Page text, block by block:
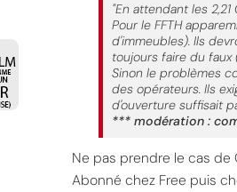
"En attendant les
Pour le FFTH
d'immeubles). Ils
toujours faire du
Sinon le problèmes
des opérateurs. Ils
d'ouverture suffisait
*** modération :
Ne pas prendre le cas
Abonné chez Free puis